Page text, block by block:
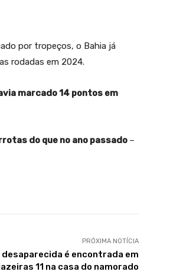
por tropeços, o Bahia já
rodadas em 2024.
marcado 14 pontos em
do que no ano passado –
PRÓXIMA NOTÍCIA
é encontrada em
11 na casa do namorado